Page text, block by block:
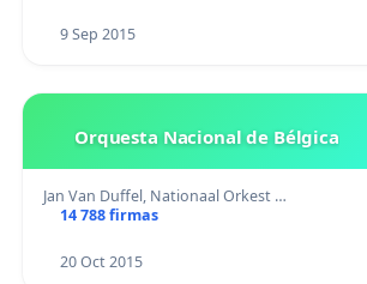
9 Sep 2015
Orquesta Nacional de Bélgica
Jan Van Duffel, Nationaal Orkest …
14 788 firmas
20 Oct 2015